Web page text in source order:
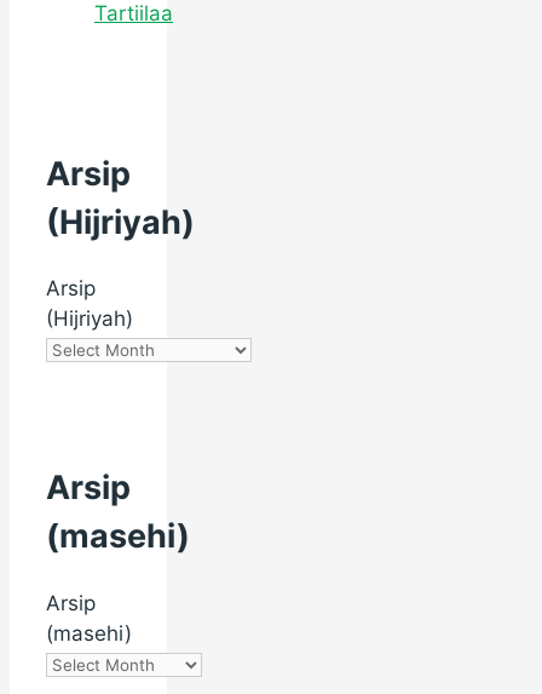
Tartiilaa
Arsip
(Hijriyah)
Arsip
(Hijriyah)
Arsip
(masehi)
Arsip
(masehi)